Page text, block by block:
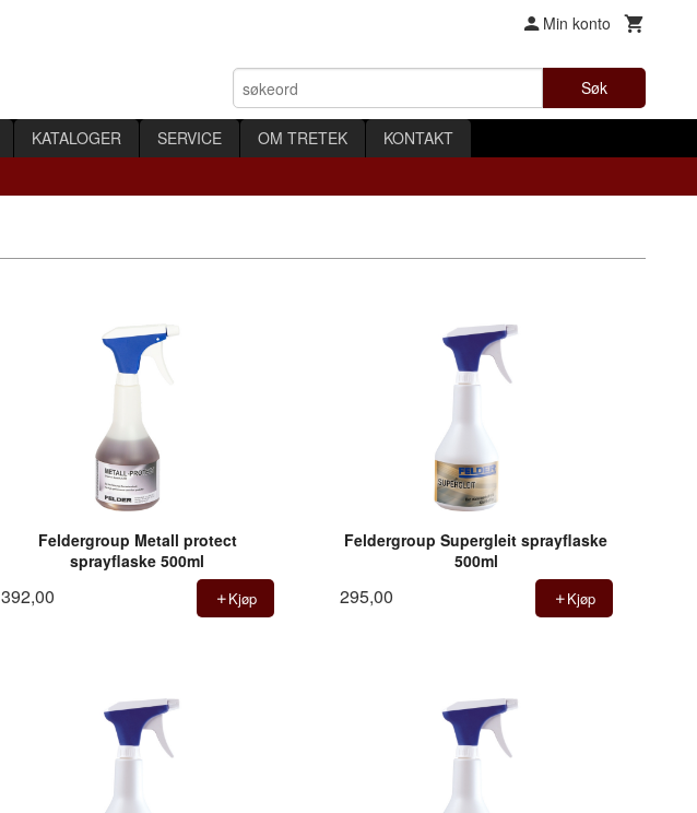
Min konto
Søk
KATALOGER SERVICE OM TRETEK KONTAKT
Feldergroup Metall protect
sprayflaske 500ml
392,00 Kjøp
Feldergroup Supergleit sprayflaske
500ml
295,00 Kjøp